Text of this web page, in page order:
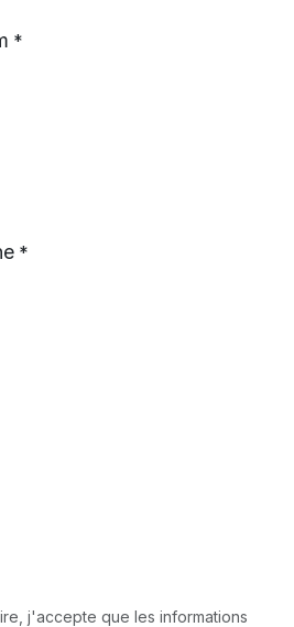
*
*
j'accepte que les informations